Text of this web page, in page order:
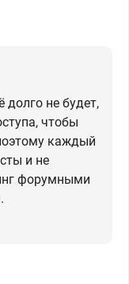
долго не будет,
чтобы
каждый
и не
форумными